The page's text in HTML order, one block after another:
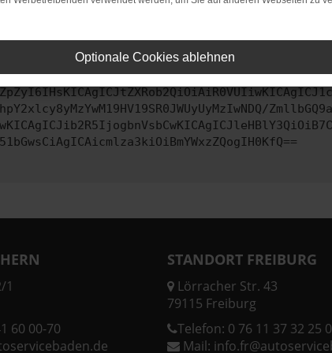
uns bitte. Wir werden versuchen, das Problem zu
1
60 00-70
STANDORT FREIBURG
Lörracher Str. 43
79115 Freiburg
Telefon: 0 76 11 37 32 25 0
Mail:
Optionale Cookies ablehnen